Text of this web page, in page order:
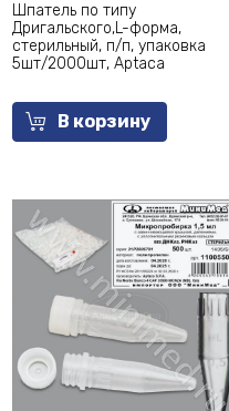
Шпатель по типу
Дригальского,L-форма,
стерильный, п/п, упаковка
5шт/2000шт, Aptaca
В корзину